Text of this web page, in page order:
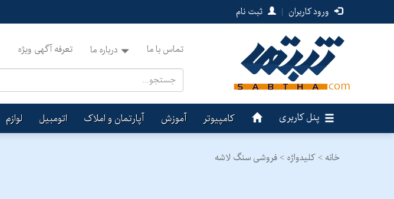
ورود کاربران | ثبت نام
تماس با ما درباره ما تعرفه آگهی ویژه
پنل کاربری کامپیوتر آموزش آپارتمان و املاک اتومبیل لوازم
خانه > کلیدواژه > فروشی سنگ لاشه